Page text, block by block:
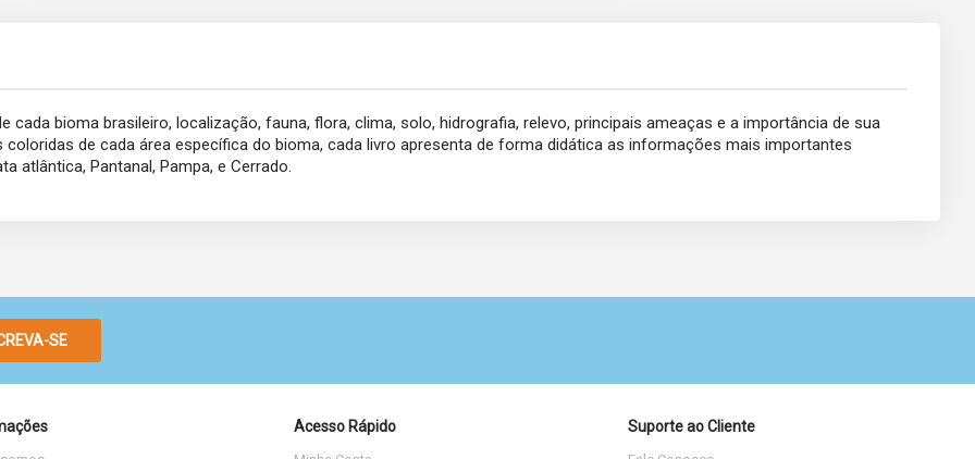
bioma brasileiro, localização, fauna, flora, clima, solo, hidrografia, relevo, principais ameaças e a importância de sua
de cada área específica do bioma, cada livro apresenta de forma didática as informações mais importantes
atlântica, Pantanal, Pampa, e Cerrado.
SE
Acesso Rápido Suporte ao Cliente